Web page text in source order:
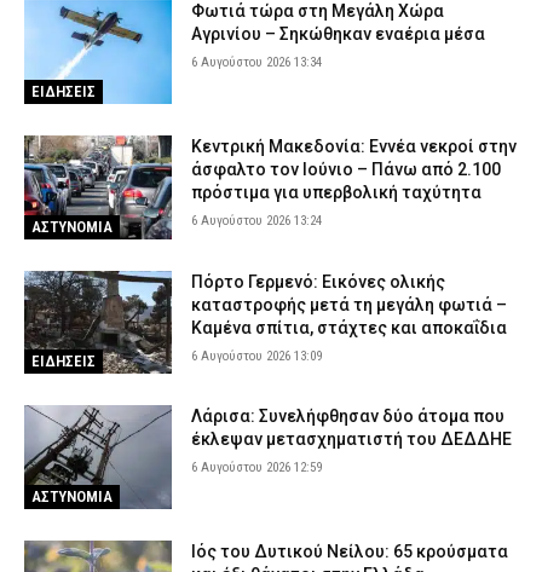
ΕΙΔΗΣΕΙΣ
Φωτιά τώρα στη Μεγάλη Χώρα
Αγρινίου – Σηκώθηκαν εναέρια μέσα
6 Αυγούστου 2026 13:34
ΑΣΤΥΝΟΜΙΑ
Κεντρική Μακεδονία: Εννέα νεκροί στην
άσφαλτο τον Ιούνιο – Πάνω από 2.100
πρόστιμα για υπερβολική ταχύτητα
6 Αυγούστου 2026 13:24
ΕΙΔΗΣΕΙΣ
Πόρτο Γερμενό: Εικόνες ολικής
καταστροφής μετά τη μεγάλη φωτιά –
Καμένα σπίτια, στάχτες και αποκαΐδια
6 Αυγούστου 2026 13:09
ΑΣΤΥΝΟΜΙΑ
Λάρισα: Συνελήφθησαν δύο άτομα που
έκλεψαν μετασχηματιστή του ΔΕΔΔΗΕ
6 Αυγούστου 2026 12:59
Ιός του Δυτικού Νείλου: 65 κρούσματα